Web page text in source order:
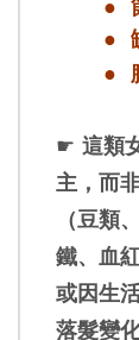
●
●
●
☛ 這類
主，而
（豆類
鐵、血
或因生
落髮變化